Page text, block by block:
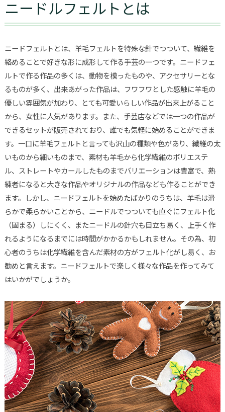
ニードルフェルトとは
ニードフェルトとは、羊毛フェルトを特殊な針でつついて、繊維を
絡めることで好きな形に成形して作る手芸の一つです。ニードフェ
ルトで作る作品の多くは、動物を模ったものや、アクセサリーとな
るものが多く、出来あがった作品は、フワフワとした感触に羊毛の
優しい雰囲気が加わり、とても可愛いらしい作品が出来上がること
から、女性に人気があります。また、手芸店などでは一つの作品が
できるセットが販売されており、誰でも気軽に始めることができま
す。一口に羊毛フェルトと言っても沢山の種類や色があり、繊維の太
いものから細いものまで、素材も羊毛から化学繊維のポリエステ
ル、ストレートやカールしたものまでバリエーションは豊富で、熟
練者になると大きな作品やオリジナルの作品なども作ることができ
ます。しかし、ニードフェルトを始めたばかりのうちは、羊毛は滑
らかで柔らかいことから、ニードルでつついても直ぐにフェルト化
（固まる）しにくく、またニードルの針穴も目立ち易く、上手く作
れるようになるまでには時間がかかるかもしれません。その為、初
心者のうちは化学繊維を含んだ素材の方がフェルト化がし易く、お
勧めと言えます。ニードフェルトで楽しく様々な作品を作ってみて
はいかがでしょうか。